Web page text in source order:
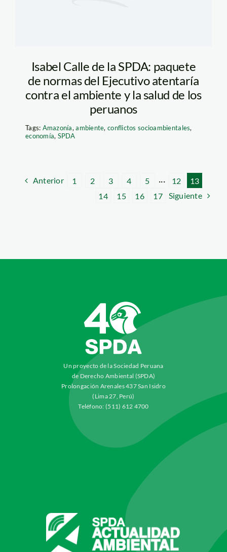
Isabel Calle de la SPDA: paquete
de normas del Ejecutivo atentaría
contra el ambiente y la salud de los
peruanos
Tags: Amazonía,ambiente,conflictos socioambientales,
economía, SPDA
Anterior 1 2 3 4 5 ··· 12
13
14
15 16 17 Siguiente
Un proyecto de la Sociedad Peruana
de Derecho Ambiental (SPDA)
Prolongación Arenales 437 San Isidro
(Lima 27, Perú)
Teléfono: (511) 612 4700